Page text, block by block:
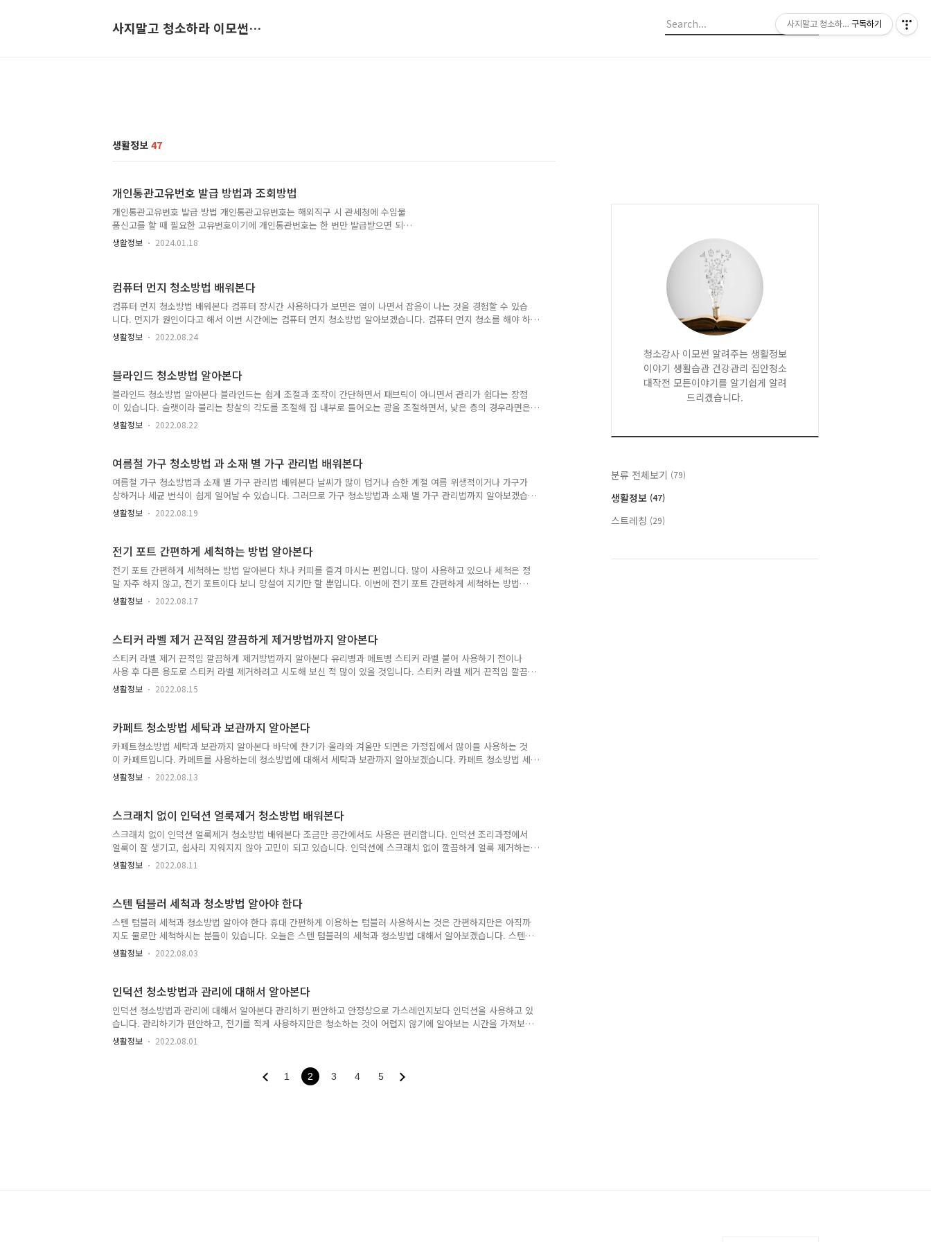
사지말고 청소하라 이모썬의 청소법
생활정보 47
개인통관고유번호 발급 방법과 조회방법
개인통관고유번호 발급 방법 개인통관고유번호는 해외직구 시 관세청에 수입물
품신고를 할 때 필요한 고유번호이기에 개인통관번호는 한 번만 발급받으면 되
시고, 발급받은 고유번호는 계속해서 사용할 수 있습니다. 개인통관고유번호를
발급받으려면 다음과 같은 준비물과 절차를 거쳐야 사용할 수 있습니다. 개인통
호 발급시스템에 접속합니다. 2. "개인통관고유부호 발급"을 클릭합니다. 3. "본
인인증" 화면에서 공동‧금융인증서 또는 휴대전화 인증서를 선택하여 본인인증
을 진행합니다. 4. 본인인증이 완료되면 개인정보를 입력하고 "신청하기"를 클릭
합니다. 5. 개인통관번호가 발급되..
생활정보 2024.01.18
컴퓨터 먼지 청소방법 배워본다
컴퓨터 먼지 청소방법 배워본다 컴퓨터 장시간 사용하다가 보면은 열이 나면서 잡음이 나는 것을 경험할 수 있습
니다. 먼지가 원인이다고 해서 이번 시간에는 컴퓨터 먼지 청소방법 알아보겠습니다. 컴퓨터 먼지 청소를 해야 하
는 이유 컴퓨터 사용하다 보면은 느려지는 작동과 잡음이 상당히 크게 날것입니다. 먼지가 부품에 쌓여서 열기가
빠져나가지 못하니 계속해서 과열되어서 인지 상당히 뜨거워집니다. 계속해서 먼지 청소를 한다고 해도 완전하게
습니다. 좋은 컴퓨터 먼지 청소방법 사용 환경에 따라서 2달에 한 번은 청소를 해야 하고, 창문을 자주 열고 있거
나 반려동물을 키우거나 할 경우에는 먼지가 많이 쌓을 수 있..
생활정보 2022.08.24
블라인드 청소방법 알아본다
블라인드 청소방법 알아본다 블라인드는 쉽게 조절과 조작이 간단하면서 패브릭이 아니면서 관리가 쉽다는 장점
이 있습니다. 슬랫이라 불리는 창살의 각도를 조절해 집 내부로 들어오는 광을 조절하면서, 낮은 층의 경우라면은
사생활 보호의 이점도 얻을 수 있어 커튼과 다르기에 인기가 많은 편입니다. 블라인드를 사용하시는 분들을 위해
서 청소방법에 대해 알아보겠습니다. 블라인드 청소방법 해야만 하는 이유 블라인드 소재들도 다양하고 청소하는
흡할 때를 생각해 봅니다. 나무 블라인드 청소방법 나무 블라인드 가벼운 원목으로 알루미늄이나 플라스틱 달리
그대로의 질감을 느낄 수 있어 내추럴한 감성이 담겨 있습니다. 소재가 ..
생활정보 2022.08.22
여름철 가구 청소방법 과 소재 별 가구 관리법 배워본다
여름철 가구 청소방법과 소재 별 가구 관리법 배워본다 날씨가 많이 덥거나 습한 계절 여름 위생적이거나 가구가
상하거나 세균 번식이 쉽게 일어날 수 있습니다. 그러므로 가구 청소방법과 소재 별 가구 관리법까지 알아보겠습
니다. 여름철 가구 청소방법과 소재 별 가구 관리해야만 하는 이유 여름철 가구 습기와 곰팡이에 민감하고, 오염
과 세균 쉬워질 수 있습니다. 그러므로 가구 청소방법을 알아야 하고 소재 별 가구 관리를 해야 합니다. 가구 청
를 청소하기 앞서 맑은 날 청소하는 것이 조금 덜 습하면서 환기도 쉽게 할 수 있기 때문에 햇빛이 쨍쨍하실 때
진행하시는 게 좋을 것입니다. 계절인 만큼 가구가 변형되거나..
생활정보 2022.08.19
전기 포트 간편하게 세척하는 방법 알아본다
전기 포트 간편하게 세척하는 방법 알아본다 차나 커피를 즐겨 마시는 편입니다. 많이 사용하고 있으나 세척은 정
말 자주 하지 않고, 전기 포트이다 보니 망설여 지기만 할 뿐입니다. 이번에 전기 포트 간편하게 세척하는 방법
알아보겠습니다. 전기 포트 세척을 해야 하는 이유 전기 포트 사용할 때 커피나 차 끓일 때 사용은 다들 아실 겁
니다. 전기 포트 세척을 하기 전에 손이 들어갈 수 있을 정도로 입구가 넓은 게 전기 포트 세척하시기에는 편리할
것입니다. 전기 포트이라 싱크대 바닥 부분이 물이 들어가지 않도록 조심까지 해야 합니다. 전기 포트 간편하게
세척하는 방법 전기 포트 세척하는데 구연산을 이용해..
생활정보 2022.08.17
스티커 라벨 제거 끈적임 깔끔하게 제거방법까지 알아본다
스티커 라벨 제거 끈적임 깔끔하게 제거방법까지 알아본다 유리병과 페트병 스티커 라벨 붙어 사용하기 전이나
사용 후 다른 용도로 스티커 라벨 제거하려고 시도해 보신 적 많이 있을 것입니다. 스티커 라벨 제거 끈적임 깔끔
하게 제거방법까지 알아보겠습니다. 스티커 라벨 제거 끈적임 제거방법을 알아야 하는 이유 스티커 라벨 제거만
잘만 해줘도 재활용률이 높다고 합니다. 스티커 제거는 쉽게 만드는 것들도 있지만은 간혹 스티커 제거가 안돼서
더 쉽게 사용할 수 있는 것이 좋겠습니다. 유리병 스티커 라벨 제거방법 따듯한 물을 용기에 담아서 병 라벨 제거
할 수 있게 한시 간 이상 라벨 쪽으로 담가준 뒤에 손으로 떼..
생활정보 2022.08.15
카페트 청소방법 세탁과 보관까지 알아본다
카페트청소방법 세탁과 보관까지 알아본다 바닥에 찬기가 올라와 겨울만 되면은 가정집에서 많이들 사용하는 것
이 카페트입니다. 카페트를 사용하는데 청소방법에 대해서 세탁과 보관까지 알아보겠습니다. 카페트 청소방법 세
탁과 보관까지 알아야 하는 이유 추운 겨울에만 사용한 카페트를 청소기를 이용해서 먼지만 빨아들이기만 했어도
깨끗하다고 생각을 합니다. 얼룩이나 오염이 생겨 방치를 해놓으시면은 카페트에서 냄새가 날 수 있으며 호흡할
줍니다. 소금은 입자가 작은 것보다는 굵은소금 입자가 청소하는데 도움이 되십니다. 청소하시고 싶은 카페트에
소금을 뿌려 주시고 걸레질하듯 닦아 주시고 살살 문질러 주시는데 카페트 소재..
생활정보 2022.08.13
스크래치 없이 인덕션 얼룩제거 청소방법 배워본다
스크래치 없이 인덕션 얼룩제거 청소방법 배워본다 조금만 공간에서도 사용은 편리합니다. 인덕션 조리과정에서
얼룩이 잘 생기고, 쉽사리 지워지지 않아 고민이 되고 있습니다. 인덕션에 스크래치 없이 깔끔하게 얼룩 제거하는
청소방법 알아보겠습니다. 인덕션 얼룩 제거해야 하는 이유 조리과정 있어서 끈적거리는 국물이나 음식물이 흘러
서 바로 제거하지 못했을 경우 냄비 등에 붙어버리는 경우가 발생하기도 하고, 인덕션은 세라믹 재질이라 오염물
행주나 수세미로 아무리 닦아도 얼룩이 남고 철수세미로 닦아내면은 흠집이 납니다. 면도칼과 주방세제로 찌든
때를 지우는 방법 인덕션 위에 따듯한 물을 붓고 주방세제를 부어주시기..
생활정보 2022.08.11
스텐 텀블러 세척과 청소방법 알아야 한다
스텐 텀블러 세척과 청소방법 알아야 한다 휴대 간편하게 이용하는 텀블러 사용하시는 것은 간편하지만은 아직까
지도 물로만 세척하시는 분들이 있습니다. 오늘은 스텐 텀블러의 세척과 청소방법 대해서 알아보겠습니다. 스텐
텀블러 세척과 청소방법 해야만 하는 이유 스텐 텀블러 처음 구입할 때도 쇠 냄새 장기간 사용하다 보면은 재질들
이 플라스틱 스텐 냄새가 날 수 있기에 처음 사용 시에도 바로 물로만 헹구어서 사용하시는 분들이 있는데 그것보
텀블러 세척 방법 스텐과 플라스틱 구입했을 때 스텐 재질의 새 텀블러는 지속적으로 사용하기에 세척하기 전 스
텐 연마제 제거 작업을 해줘야 합니다. 키친타월에 소량에 식용유를..
생활정보 2022.08.03
인덕션 청소방법과 관리에 대해서 알아본다
인덕션 청소방법과 관리에 대해서 알아본다 관리하기 편안하고 안정상으로 가스레인지보다 인덕션을 사용하고 있
습니다. 관리하기가 편안하고, 전기를 적게 사용하지만은 청소하는 것이 어렵지 않기에 알아보는 시간을 가져보겠
습니다. 인덕션 청소방법과 관리를 알아야 하는 이유 관리는 편안하지만은 전기를 적게 사용한다는 것이면서, 청
소가 어렵지 않다는 것입니다. 인덕션을 사용하다 보면은 아무리 닦았을 때 얼룩이 남아 있는 것을 볼 수가 있습
면은 알루미늄과 구리로 이루어져 있으면서 , 표면이 벗겨지면은 인덕션에 달라붙게 됩니다. 인덕션 청소방법 음
식을 조리한 후 인덕션을 청소하는 게 좋을 것입니다. 조리 후에는 물 ..
생활정보 2022.08.01
1 2 3 4 5
청소강사 이모썬 알려주는 생활정보
이야기 생활습관 건강관리 집안청소
대작전 모든이야기를 알기쉽게 알려
드리겠습니다.
분류 전체보기 (79)
생활정보 (47)
스트레칭 (29)
사지말고 청소하라 이모썬의 청소법
구독하기